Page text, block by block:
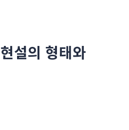
설의 형태와